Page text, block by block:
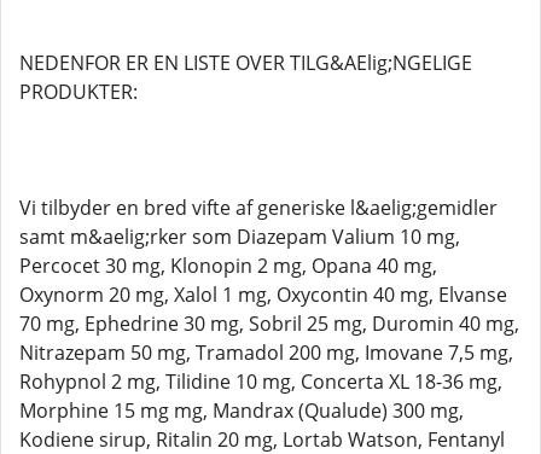
NEDENFOR ER EN LISTE OVER TILG&AElig;NGELIGE
PRODUKTER:
Vi tilbyder en bred vifte af generiske l&aelig;gemidler
samt m&aelig;rker som Diazepam Valium 10 mg,
Percocet 30 mg, Klonopin 2 mg, Opana 40 mg,
Oxynorm 20 mg, Xalol 1 mg, Oxycontin 40 mg, Elvanse
70 mg, Ephedrine 30 mg, Sobril 25 mg, Duromin 40 mg,
Nitrazepam 50 mg, Tramadol 200 mg, Imovane 7,5 mg,
Rohypnol 2 mg, Tilidine 10 mg, Concerta XL 18-36 mg,
Morphine 15 mg mg, Mandrax (Qualude) 300 mg,
Kodiene sirup, Ritalin 20 mg, Lortab Watson, Fentanyl